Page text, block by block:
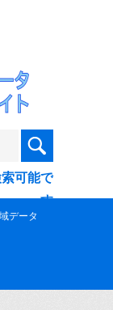
可能で
す
データ